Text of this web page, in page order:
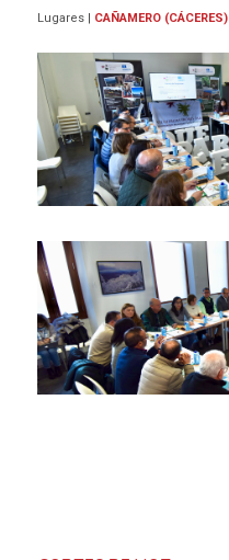
Lugares | CAÑAMERO (CÁCERES)